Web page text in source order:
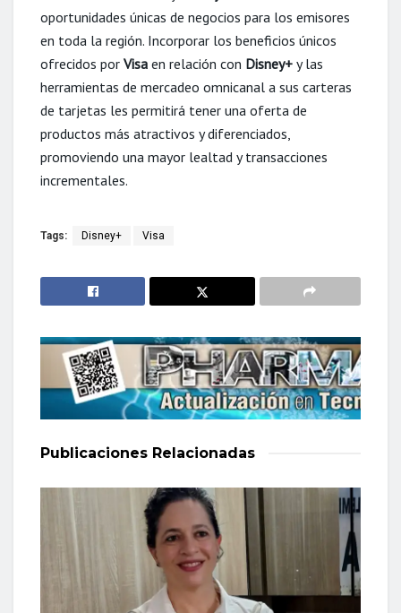
oportunidades únicas de negocios para los emisores
en toda la región. Incorporar los beneficios únicos
ofrecidos por Visa en relación con Disney+ y las
herramientas de mercadeo omnicanal a sus carteras
de tarjetas les permitirá tener una oferta de
productos más atractivos y diferenciados,
promoviendo una mayor lealtad y transacciones
incrementales.
Tags: Disney+ Visa
Publicaciones Relacionadas